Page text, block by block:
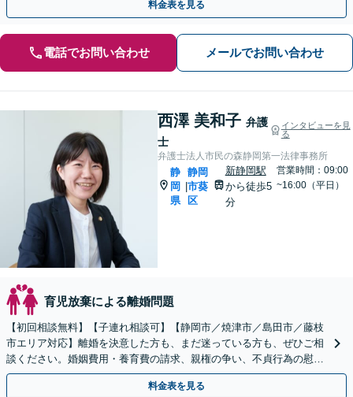
料金表を見る
電話でお問い合わせ メールでお問い合わせ
西澤 美和子 弁護
士
インタビューを見
る
弁護士法人市民の森静岡第一法律事務所
静
岡
県
静岡
市葵
区
新静岡駅
から徒歩5
分
営業時間：09:00
~16:00（平日）
育児放棄による離婚問題
【初回相談無料】【子連れ相談可】【静岡市／焼津市／島田市／藤枝
市エリア対応】離婚を決意した方も、まだ迷っている方も、ぜひご相
談ください。婚姻費用・養育費の請求、親権の争い、不貞行為の慰謝
料請求、離婚原因の有無、財産分与など
料金表を見る